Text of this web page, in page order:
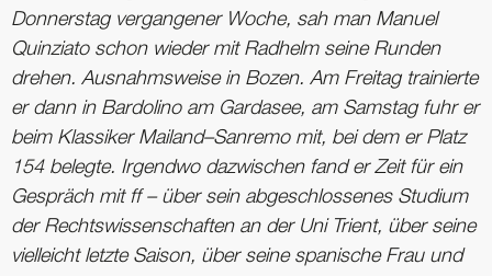
Donnerstag vergangener Woche, sah man Manuel
Quinziato schon wieder mit Radhelm seine Runden
drehen. Ausnahmsweise in Bozen. Am Freitag trainierte
er dann in Bardolino am Gardasee, am Samstag fuhr er
beim Klassiker Mailand–Sanremo mit, bei dem er Platz
154 belegte. Irgendwo dazwischen fand er Zeit für ein
Gespräch mit ff – über sein abgeschlossenes Studium
der Rechtswissenschaften an der Uni Trient, über seine
vielleicht letzte Saison, über seine spanische Frau und